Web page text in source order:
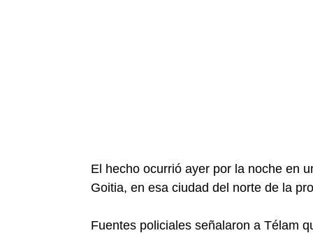
El hecho ocurrió ayer por la noche en
Goitia, en esa ciudad del norte de la
Fuentes policiales señalaron a Télam